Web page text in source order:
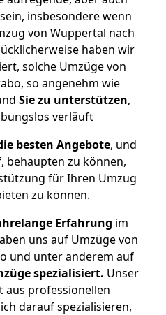
sein, insbesondere wenn
von Wuppertal nach
haben wir
solche Umzüge von
so angenehm wie
Sie zu unterstützen,
verläuft
besten Angebote, und
behaupten zu können,
für Ihren Umzug
zu können.
Erfahrung im
uns auf Umzüge von
und unter anderem auf
spezialisiert. Unser
aus professionellen
darauf spezialisieren,